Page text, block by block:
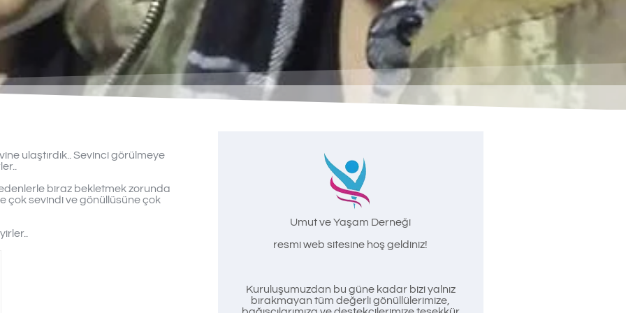
ulaştırdık.. Sevinci görülmeye
biraz bekletmek zorunda
çok sevindi ve gönüllüsüne çok
Umut ve Yaşam Derneği
resmi web sitesine hoş geldiniz!
Kuruluşumuzdan bu güne kadar bizi yalnız
bırakmayan tüm değerli gönüllülerimize,